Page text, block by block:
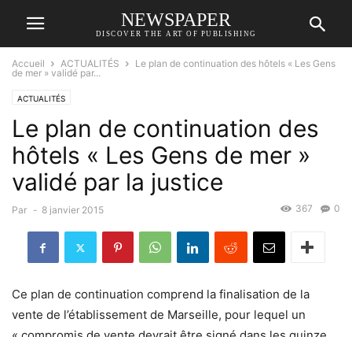
NEWSPAPER
DISCOVER THE ART OF PUBLISHING
Accueil ACTUALITÉS
Le plan de continuation des hôtels « Les Gens
de mer » validé par...
ACTUALITÉS
Le plan de continuation des
hôtels « Les Gens de mer »
validé par la justice
Par - 8 janvier 2015 0
367
Ce plan de continuation comprend la finalisation de la
vente de l’établissement de Marseille, pour lequel un